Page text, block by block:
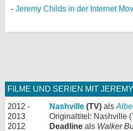
Jeremy Childs in der Internet
FILME UND SERIEN MIT
2012 -
2013
Nashville (TV) als
Originaltitel: Nashville
2012
Deadline als Walker